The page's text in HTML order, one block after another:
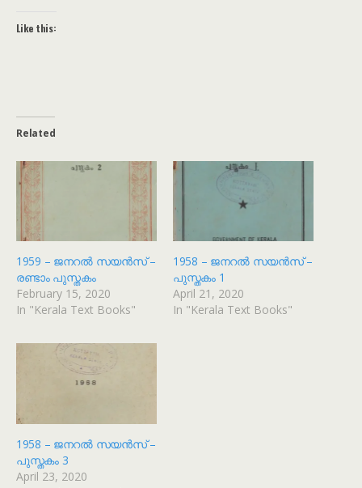
Like this:
Related
1959 – ജനറൽ സയൻസ് –
രണ്ടാം പുസ്തകം
February 15, 2020
In "Kerala Text Books"
1958 – ജനറൽ സയൻസ് –
പുസ്തകം 1
April 21, 2020
In "Kerala Text Books"
1958 – ജനറൽ സയൻസ് –
പുസ്തകം 3
April 23, 2020